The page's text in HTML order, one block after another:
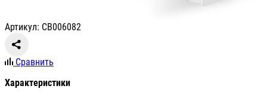
Артикул: СВ006082
Сравнить
Характеристики